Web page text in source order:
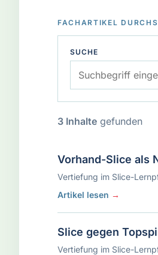
FACHARTIKEL
SUCHE
3 Inhalte gefunden
Vorhand-Slice als
Vertiefung im Slice-
Artikel lesen →
Slice gegen
Vertiefung im Slice-